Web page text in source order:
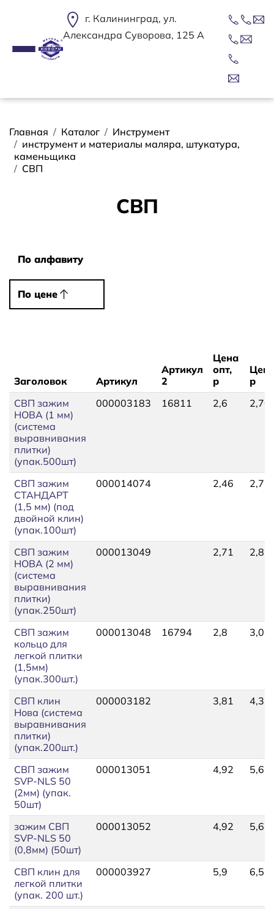
г. Калининград, ул.
Александра Суворова, 125 А
Строка навигации
Главная Каталог
Инструмент
инструмент и материалы маляра, штукатура,
каменьщика
СВП
СВП
По алфавиту
По алфавиту
По цене
По цене
Заголовок Артикул
Артикул
2
Цена
опт,
р
р
СВП зажим
НОВА (1 мм)
(система
выравнивания
плитки)
(упак.500шт)
000003183 16811 2,6 2,70
СВП зажим
СТАНДАРТ
(1,5 мм) (под
двойной клин)
(упак.100шт)
000014074 2,46 2,71
СВП зажим
НОВА (2 мм)
(система
выравнивания
плитки)
(упак.250шт)
000013049 2,71 2,83
СВП зажим
кольцо для
легкой плитки
(1,5мм)
(упак.300шт.)
000013048 16794 2,8 3,00
СВП клин
Нова (система
выравнивания
плитки)
(упак.200шт.)
000003182 3,81 4,31
СВП зажим
SVP-NLS 50
(2мм) (упак.
50шт)
000013051 4,92 5,66
зажим СВП
SVP-NLS 50
(0,8мм) (50шт)
000013052 4,92 5,66
СВП клин для
легкой плитки
(упак. 200 шт.)
000003927 5,9 6,52